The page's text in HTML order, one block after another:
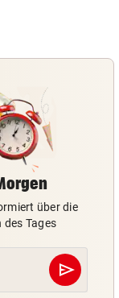
über die
des Tages
send
Abschicken